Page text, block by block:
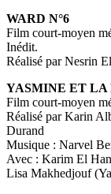
WARD N°6
Film court-moyen
Inédit.
Réalisé par Nesrin
YASMINE ET
Film court-moyen
Réalisé par Karin
Durand
Musique : Narvel
Avec : Karim El
Lisa Makhedjouf